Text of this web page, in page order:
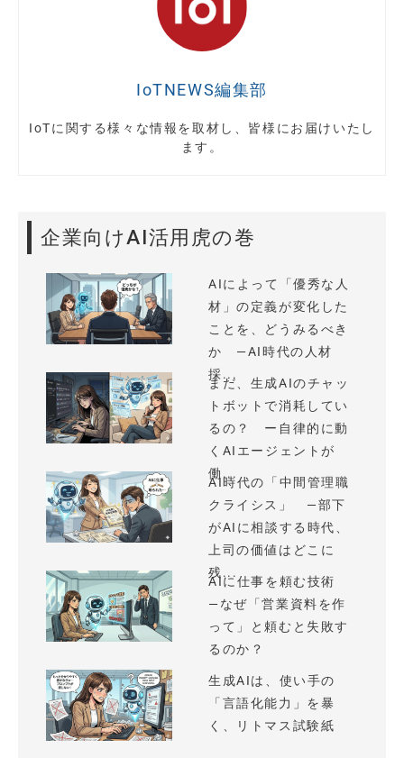
IoTNEWS編集部
IoTに関する様々な情報を取材し、皆様にお届けいたし
ます。
企業向けAI活用虎の巻
AIによって「優秀な人
材」の定義が変化した
ことを、どうみるべき
か —AI時代の人材
採...
まだ、生成AIのチャッ
トボットで消耗してい
るの？ ー自律的に動
くAIエージェントが
働...
AI時代の「中間管理職
クライシス」 —部下
がAIに相談する時代、
上司の価値はどこに
残...
AIに仕事を頼む技術
—なぜ「営業資料を作
って」と頼むと失敗す
るのか？
生成AIは、使い手の
「言語化能力」を暴
く、リトマス試験紙